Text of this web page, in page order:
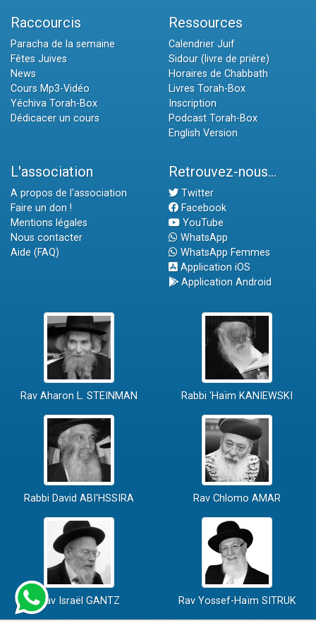
Raccourcis
Paracha de la semaine
Fêtes Juives
News
Cours Mp3-Vidéo
Yéchiva Torah-Box
Dédicacer un cours
Ressources
Calendrier Juif
Sidour (livre de prière)
Horaires de Chabbath
Livres Torah-Box
Inscription
Podcast Torah-Box
English Version
L'association
A propos de l'association
Faire un don !
Mentions légales
Nous contacter
Aide (FAQ)
Retrouvez-nous...
Twitter
Facebook
YouTube
WhatsApp
WhatsApp Femmes
Application iOS
Application Android
Rav Aharon L. STEINMAN Rabbi 'Haïm KANIEWSKI
Rabbi David ABI'HSSIRA Rav Chlomo AMAR
Rav Israël GANTZ Rav Yossef-Haïm SITRUK